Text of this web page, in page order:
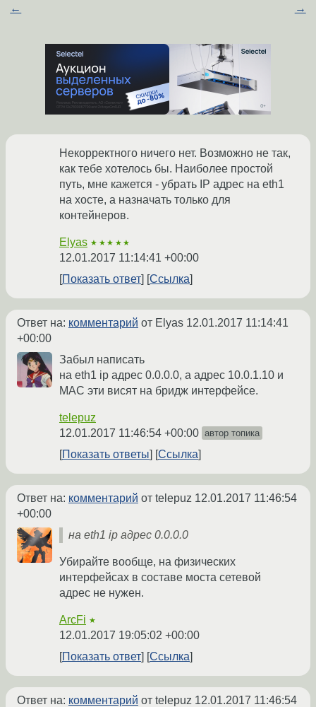
← →
Некорректного ничего нет. Возможно не так,
как тебе хотелось бы. Наиболее простой
путь, мне кажется - убрать IP адрес на eth1
на хосте, а назначать только для
контейнеров.
Elyas ★★★★★
12.01.2017 11:14:41 +00:00
Показать ответ
Ссылка
Ответ на: комментарий от Elyas 12.01.2017 11:14:41
+00:00
Забыл написать
на eth1 ip адрес 0.0.0.0, а адрес 10.0.1.10 и
MAC эти висят на бридж интерфейсе.
telepuz
12.01.2017 11:46:54 +00:00 автор топика
Показать ответы Ссылка
Ответ на: комментарий от telepuz 12.01.2017 11:46:54
+00:00
на eth1 ip адрес 0.0.0.0
Убирайте вообще, на физических
интерфейсах в составе моста сетевой
адрес не нужен.
ArcFi ★
12.01.2017 19:05:02 +00:00
Показать ответ
Ссылка
Ответ на: комментарий от telepuz 12.01.2017 11:46:54